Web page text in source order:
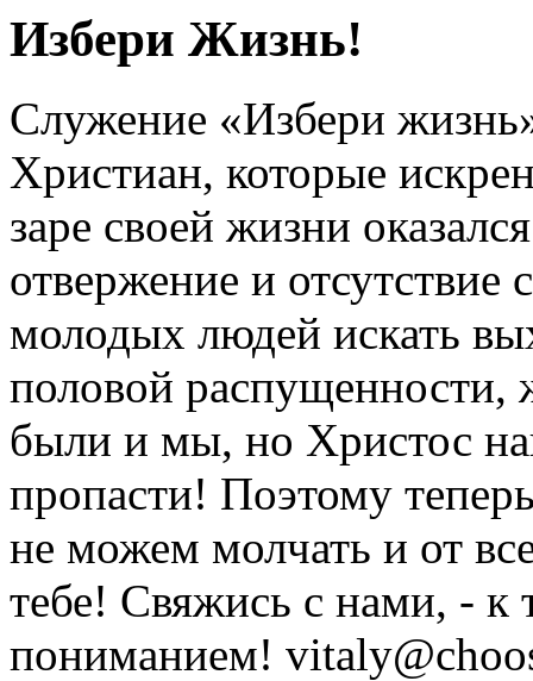
Избери Жизнь!
Служение «Избери
Христиан, которые
заре своей жизни
отвержение и
молодых людей искать
половой распущенности,
были и мы, но Христос
пропасти! Поэтому
не можем молчать и от
тебе! Свяжись с нами, - к
пониманием!